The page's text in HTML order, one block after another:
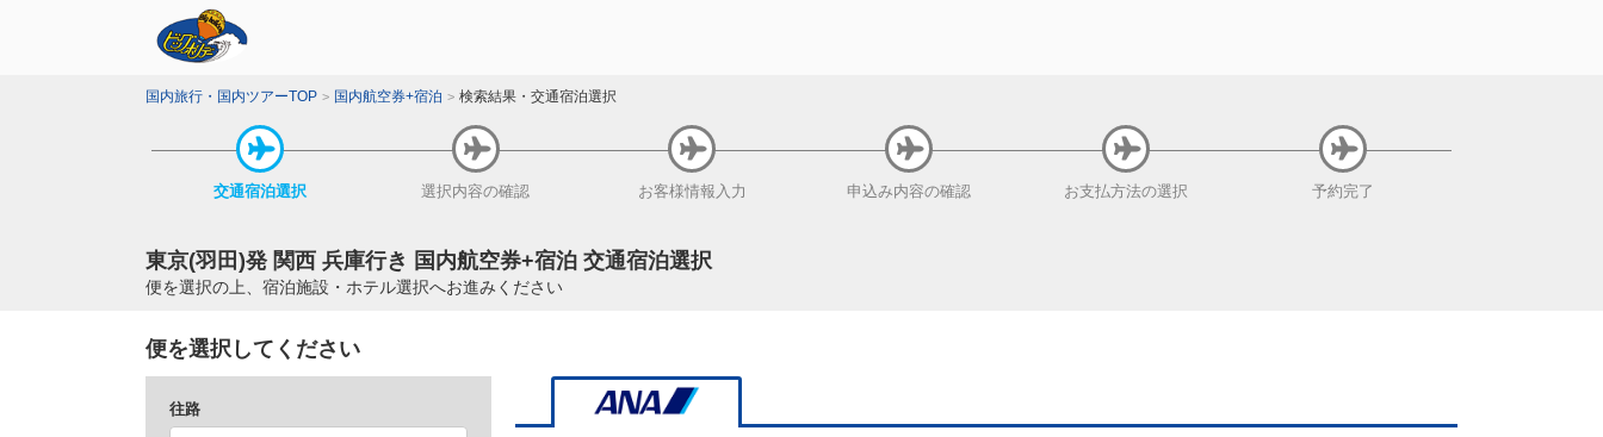
国内旅行・国内ツアーTOP 国内航空券+宿泊 検索結果・交通宿泊選択
交通宿泊選択 選択内容の確認 お客様情報入力 申込み内容の確認 お支払方法の選択 予約完了
東京(羽田)発 関西 兵庫行き 国内航空券+宿泊 交通宿泊選択
便を選択の上、宿泊施設・ホテル選択へお進みください
便を選択してください
往路